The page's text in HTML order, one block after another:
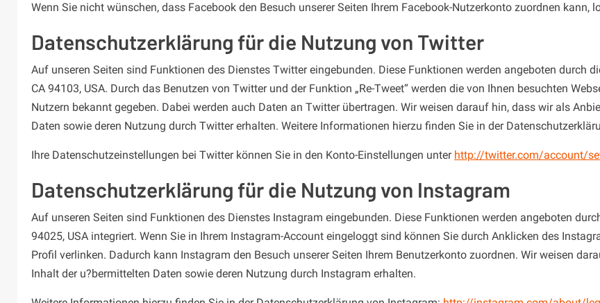
Wenn Sie nicht wünschen, dass Facebook den Besuch unserer Seiten Ihrem Facebook-Nutzerkonto zuordnen
Datenschutzerklärung für die Nutzung von Twitter
Auf unseren Seiten sind Funktionen des Dienstes Twitter eingebunden. Diese Funktionen werden angeboten durch
CA 94103, USA. Durch das Benutzen von Twitter und der Funktion „Re-Tweet“ werden die von Ihnen besuchten
Nutzern bekannt gegeben. Dabei werden auch Daten an Twitter übertragen. Wir weisen darauf hin, dass wir als
Daten sowie deren Nutzung durch Twitter erhalten. Weitere Informationen hierzu finden Sie in der
Ihre Datenschutzeinstellungen bei Twitter können Sie in den Konto-Einstellungen unter http://twitter.com/account/
Datenschutzerklärung für die Nutzung von Instagram
Auf unseren Seiten sind Funktionen des Dienstes Instagram eingebunden. Diese Funktionen werden angeboten
94025, USA integriert. Wenn Sie in Ihrem Instagram-Account eingeloggt sind können Sie durch Anklicken des
Profil verlinken. Dadurch kann Instagram den Besuch unserer Seiten Ihrem Benutzerkonto zuordnen. Wir weisen
Inhalt der u?bermittelten Daten sowie deren Nutzung durch Instagram erhalten.